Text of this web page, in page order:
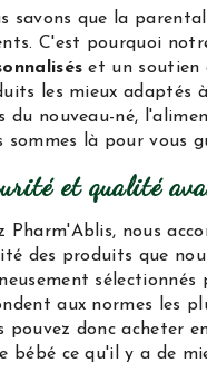
savons que la
C'est pourquoi
et un soutien
les mieux adaptés
du nouveau-né,
sommes là pour vous
et qualité
Pharm'Ablis, nous
des produits que
aux normes les
pouvez donc acheter
bébé ce qu'il y a de